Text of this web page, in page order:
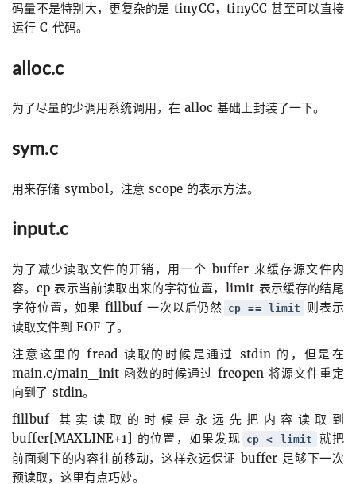
码量不是特别大，更复杂的是 tinyCC，tinyCC 甚至可以直接
运行 C 代码。
alloc.c
为了尽量的少调用系统调用，在 alloc 基础上封装了一下。
sym.c
用来存储 symbol，注意 scope 的表示方法。
input.c
为了减少读取文件的开销，用一个 buffer 来缓存源文件内
容。cp 表示当前读取出来的字符位置，limit 表示缓存的结尾
字符位置，如果 fillbuf 一次以后仍然 cp == limit
则表示
读取文件到 EOF 了。
注意这里的 fread 读取的时候是通过 stdin 的，但是在
main.c/main_init 函数的时候通过 freopen 将源文件重定
向到了 stdin。
fillbuf 其实读取的时候是永远先把内容读取到
buffer[MAXLINE+1] 的位置，如果发现 cp < limit
就把
前面剩下的内容往前移动，这样永远保证 buffer 足够下一次
预读取，这里有点巧妙。